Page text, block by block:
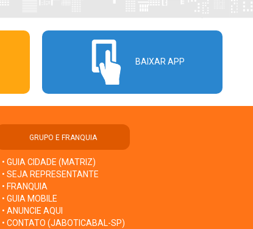
BAIXAR APP
GRUPO E FRANQUIA
• GUIA CIDADE (MATRIZ)
• SEJA REPRESENTANTE
• FRANQUIA
• GUIA MOBILE
• ANUNCIE AQUI
• CONTATO (JABOTICABAL-SP)